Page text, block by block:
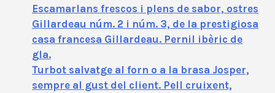
Escamarlans frescos i plens de sabor, ostres
Gillardeau núm. 2 i núm. 3, de la prestigiosa
casa francesa Gillardeau. Pernil ibèric de
gla.
Turbot salvatge al forn o a la brasa Josper,
sempre al gust del client. Pell cruixent,